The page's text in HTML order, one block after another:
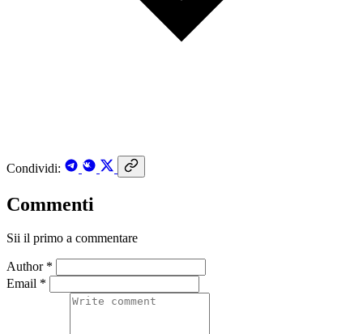
Condividi:
Commenti
Sii il primo a commentare
Author *
Email *